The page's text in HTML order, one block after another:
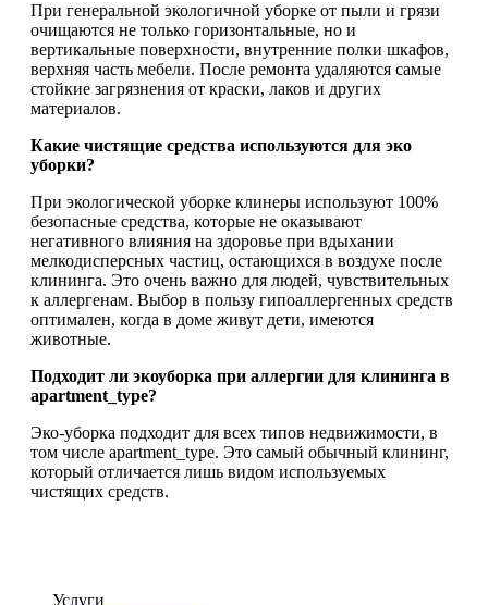
При генеральной экологичной уборке от пыли и грязи
очищаются не только горизонтальные, но и
вертикальные поверхности, внутренние полки шкафов,
верхняя часть мебели. После ремонта удаляются самые
стойкие загрязнения от краски, лаков и других
материалов.
Какие чистящие средства используются для эко
уборки?
При экологической уборке клинеры используют 100%
безопасные средства, которые не оказывают
негативного влияния на здоровье при вдыхании
мелкодисперсных частиц, остающихся в воздухе после
клининга. Это очень важно для людей, чувствительных
к аллергенам. Выбор в пользу гипоаллергенных средств
оптимален, когда в доме живут дети, имеются
животные.
Подходит ли экоуборка при аллергии для клининга в
apartment_type?
Эко-уборка подходит для всех типов недвижимости, в
том числе apartment_type. Это самый обычный клининг,
который отличается лишь видом используемых
чистящих средств.
Услуги